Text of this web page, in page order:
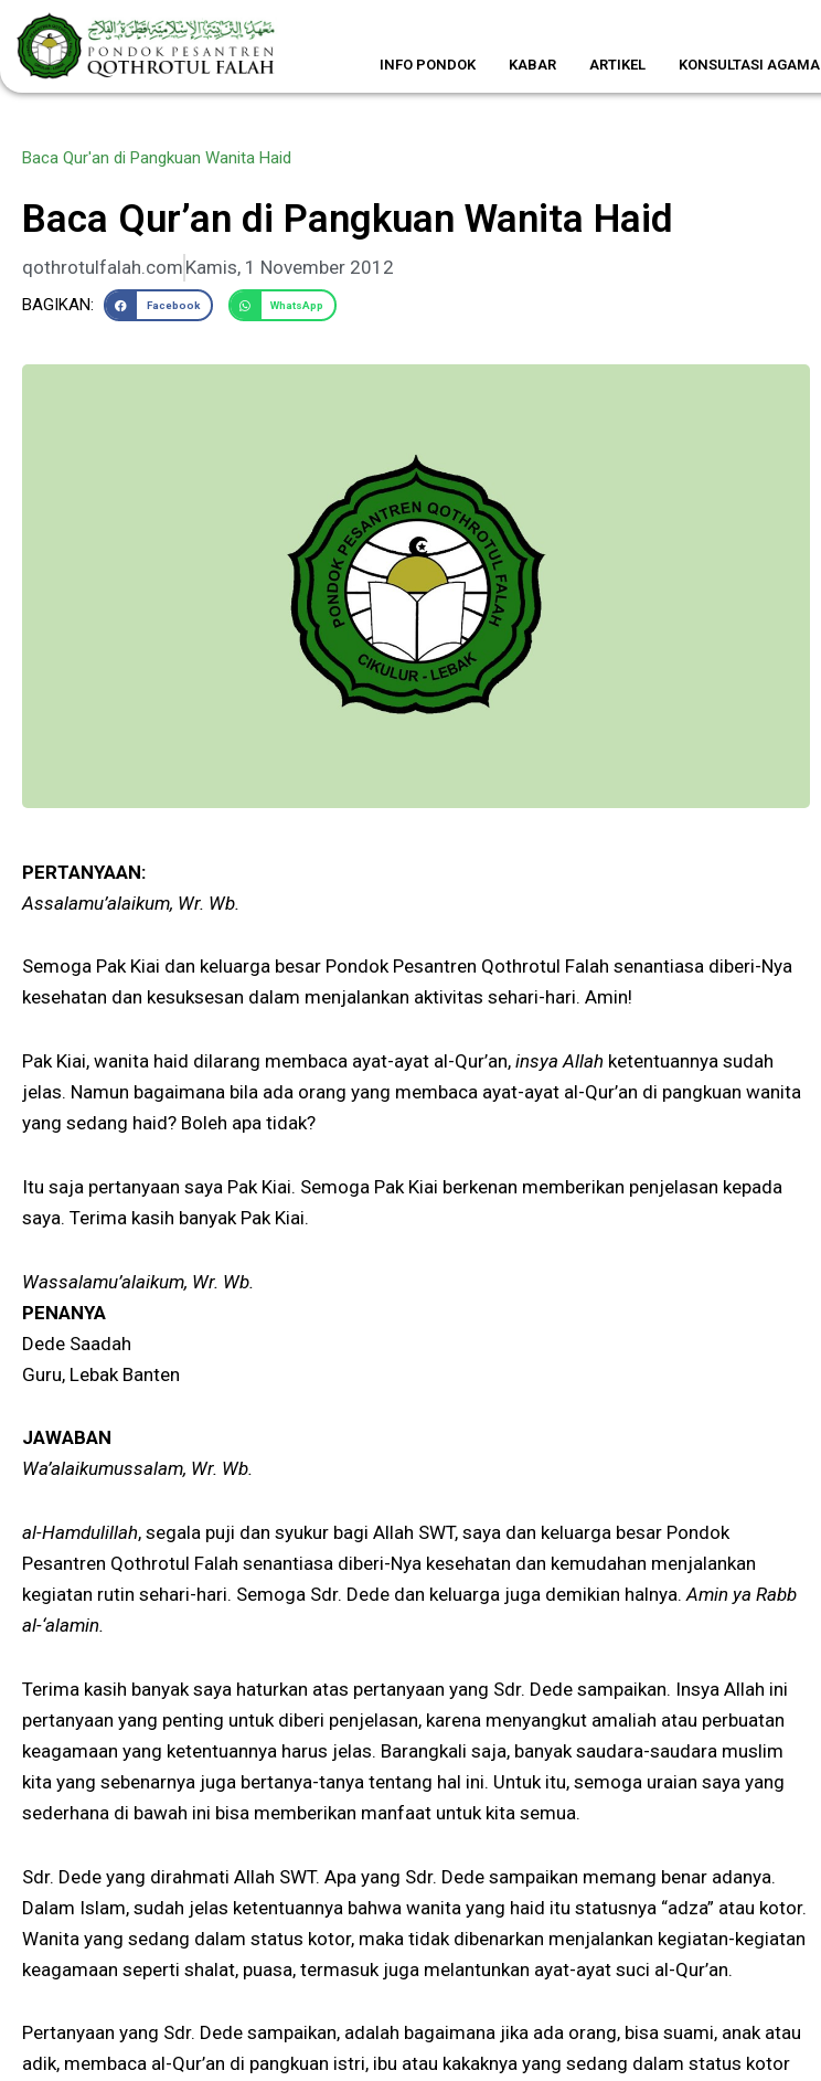
Lewati
ke
konten
INFO PONDOK KABAR ARTIKEL KONSULTASI AGAMA
Baca Qur'an di Pangkuan Wanita Haid
Baca Qur’an di Pangkuan Wanita Haid
qothrotulfalah.com Kamis, 1 November 2012
BAGIKAN: Facebook WhatsApp
PERTANYAAN:
Assalamu’alaikum, Wr. Wb.
Semoga Pak Kiai dan keluarga besar Pondok Pesantren Qothrotul Falah senantiasa diberi-Nya
kesehatan dan kesuksesan dalam menjalankan aktivitas sehari-hari. Amin!
Pak Kiai, wanita haid dilarang membaca ayat-ayat al-Qur’an, insya Allah ketentuannya sudah
jelas. Namun bagaimana bila ada orang yang membaca ayat-ayat al-Qur’an di pangkuan wanita
yang sedang haid? Boleh apa tidak?
Itu saja pertanyaan saya Pak Kiai. Semoga Pak Kiai berkenan memberikan penjelasan kepada
saya. Terima kasih banyak Pak Kiai.
Wassalamu’alaikum, Wr. Wb.
PENANYA
Dede Saadah
Guru, Lebak Banten
JAWABAN
Wa’alaikumussalam, Wr. Wb.
al-Hamdulillah, segala puji dan syukur bagi Allah SWT, saya dan keluarga besar Pondok
Pesantren Qothrotul Falah senantiasa diberi-Nya kesehatan dan kemudahan menjalankan
kegiatan rutin sehari-hari. Semoga Sdr. Dede dan keluarga juga demikian halnya.Amin ya Rabb
al-‘alamin.
Terima kasih banyak saya haturkan atas pertanyaan yang Sdr. Dede sampaikan. Insya Allah ini
pertanyaan yang penting untuk diberi penjelasan, karena menyangkut amaliah atau perbuatan
keagamaan yang ketentuannya harus jelas. Barangkali saja, banyak saudara-saudara muslim
kita yang sebenarnya juga bertanya-tanya tentang hal ini. Untuk itu, semoga uraian saya yang
sederhana di bawah ini bisa memberikan manfaat untuk kita semua.
Sdr. Dede yang dirahmati Allah SWT. Apa yang Sdr. Dede sampaikan memang benar adanya.
Dalam Islam, sudah jelas ketentuannya bahwa wanita yang haid itu statusnya “adza” atau kotor.
Wanita yang sedang dalam status kotor, maka tidak dibenarkan menjalankan kegiatan-kegiatan
keagamaan seperti shalat, puasa, termasuk juga melantunkan ayat-ayat suci al-Qur’an.
Pertanyaan yang Sdr. Dede sampaikan, adalah bagaimana jika ada orang, bisa suami, anak atau
adik, membaca al-Qur’an di pangkuan istri, ibu atau kakaknya yang sedang dalam status kotor